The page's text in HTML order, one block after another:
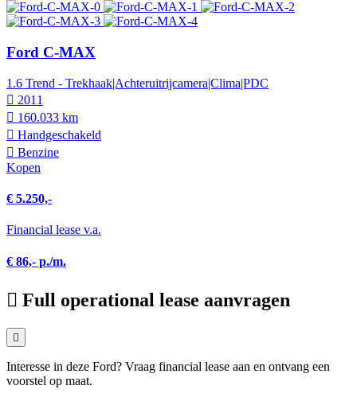
Ford C-MAX
1.6 Trend - Trekhaak|Achteruitrijcamera|Clima|PDC
2011
160.033 km
Hand­geschakeld
Benzine
Kopen
€ 5.250,-
Financial lease v.a.
€ 86,- p./m.
Full operational lease aanvragen
Interesse in deze Ford? Vraag financial lease aan en ontvang een
voorstel op maat.